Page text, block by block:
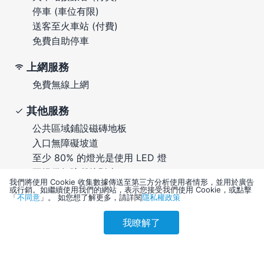
刷卡優惠 會員訂購
停車 (車位有限)
送客至火車站 (付費)
免費自助停車
上網服務
免費無線上網
其他服務
公共區域鋪設磁磚地板
入口無障礙坡道
至少 80% 的燈光是使用 LED 燈
不提供無障礙接駁車
無障礙停車位數量 - 1
提供當地生態系統和文化教育
附近有美容美體 Spa
可應要求更換床單
我們將使用 Cookie 收集數據傳送至第三方分析使用者情形，並用於廣告
或行銷。如繼續使用我們的網站，表示您接受我們使用 Cookie，或點擊
「不同意 」。 如您想了解更多，請詳閱隱私權政策
我瞭解了